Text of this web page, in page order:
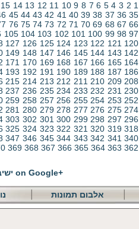
1
2
3
4
5
6
7
8
9
10
11
12
13
14
15
35
36
37
38
39
40
41
42
43
44
45
66
67
68
69
70
71
72
73
74
75
76
97
98
99
100
101
102
103
104
105
120
121
122
123
124
125
126
127
142
143
144
145
146
147
148
149
164
165
166
167
168
169
170
171
186
187
188
189
190
191
192
193
208
209
210
211
212
213
214
215
230
231
232
233
234
235
236
237
252
253
254
255
256
257
258
259
274
275
276
277
278
279
280
281
296
297
298
299
300
301
302
303
318
319
320
321
322
323
324
325
340
341
342
343
344
345
346
347
362
363
364
365
366
367
368
369
on Google+
אלבום תמונות